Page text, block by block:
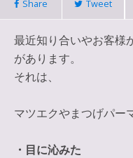
Share Tweet
最近知り合いやお客様
があります。
それは、
マツエクやまつげパー
・目に沁みた